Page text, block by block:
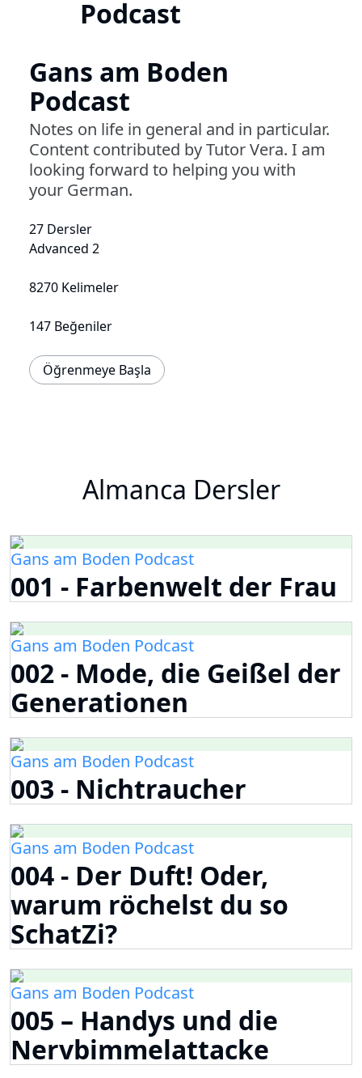
Podcast
Gans am Boden
Podcast
Notes on life in general and in particular.
Content contributed by Tutor Vera. I am
looking forward to helping you with
your German.
27 Dersler
Advanced 2
8270 Kelimeler
147 Beğeniler
Öğrenmeye Başla
Almanca Dersler
Gans am Boden Podcast
001 - Farbenwelt der Frau
Gans am Boden Podcast
002 - Mode, die Geißel der
Generationen
Gans am Boden Podcast
003 - Nichtraucher
Gans am Boden Podcast
004 - Der Duft! Oder,
warum röchelst du so
SchatZi?
Gans am Boden Podcast
005 – Handys und die
Nervbimmelattacke